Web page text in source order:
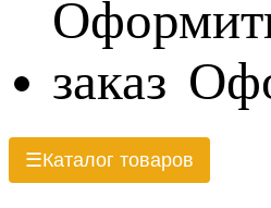
☰Каталог товаров